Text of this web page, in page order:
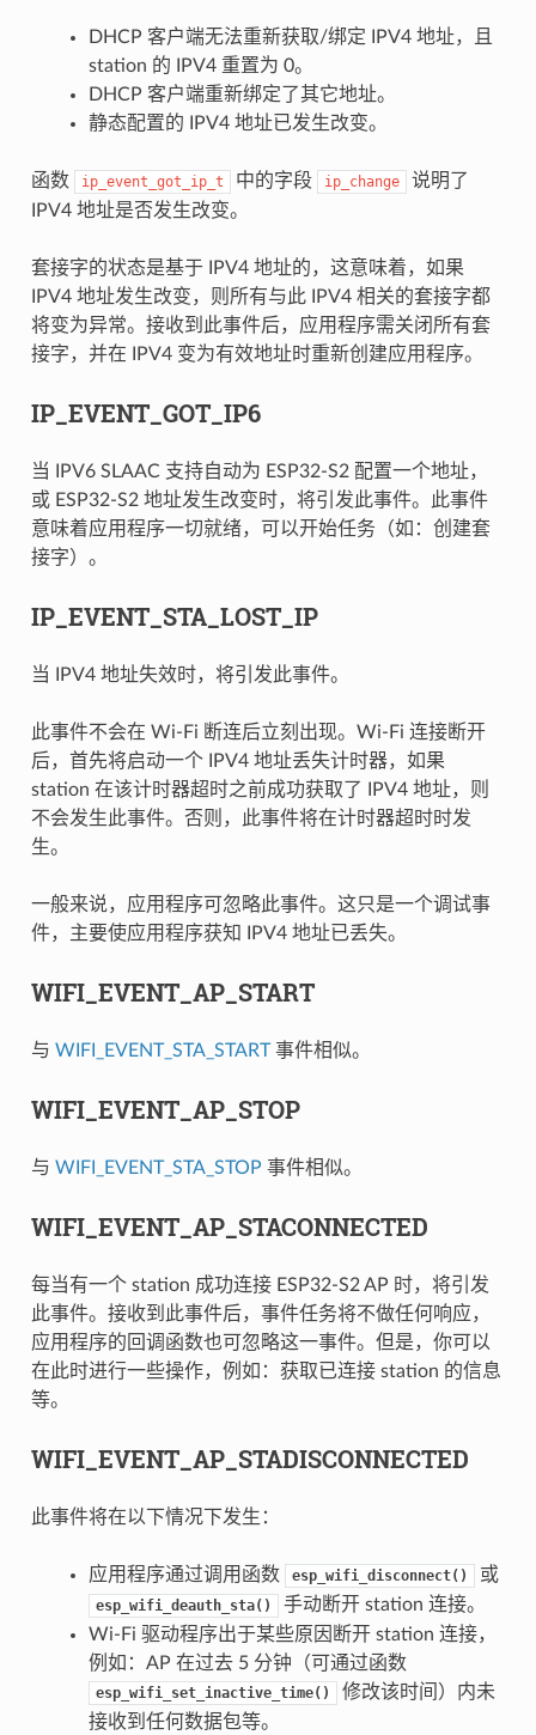
DHCP 客户端无法重新获取/绑定 IPV4 地址，且
station 的 IPV4 重置为 0。
DHCP 客户端重新绑定了其它地址。
静态配置的 IPV4 地址已发生改变。
函数 ip_event_got_ip_t 中的字段 ip_change
说明了
IPV4 地址是否发生改变。
套接字的状态是基于 IPV4 地址的，这意味着，如果
IPV4 地址发生改变，则所有与此 IPV4 相关的套接字都
将变为异常。接收到此事件后，应用程序需关闭所有套
接字，并在 IPV4 变为有效地址时重新创建应用程序。
IP_EVENT_GOT_IP6
当 IPV6 SLAAC 支持自动为 ESP32-S2 配置一个地址，
或 ESP32-S2 地址发生改变时，将引发此事件。此事件
意味着应用程序一切就绪，可以开始任务（如：创建套
接字）。
IP_EVENT_STA_LOST_IP
当 IPV4 地址失效时，将引发此事件。
此事件不会在 Wi-Fi 断连后立刻出现。Wi-Fi 连接断开
后，首先将启动一个 IPV4 地址丢失计时器，如果
station 在该计时器超时之前成功获取了 IPV4 地址，则
不会发生此事件。否则，此事件将在计时器超时时发
生。
一般来说，应用程序可忽略此事件。这只是一个调试事
件，主要使应用程序获知 IPV4 地址已丢失。
WIFI_EVENT_AP_START
与 WIFI_EVENT_STA_START事件相似。
WIFI_EVENT_AP_STOP
与 WIFI_EVENT_STA_STOP 事件相似。
WIFI_EVENT_AP_STACONNECTED
每当有一个 station 成功连接 ESP32-S2 AP 时，将引发
此事件。接收到此事件后，事件任务将不做任何响应，
应用程序的回调函数也可忽略这一事件。但是，你可以
在此时进行一些操作，例如：获取已连接 station 的信息
等。
WIFI_EVENT_AP_STADISCONNECTED
此事件将在以下情况下发生：
应用程序通过调用函数 esp_wifi_disconnect() 或
esp_wifi_deauth_sta()
手动断开 station 连接。
Wi-Fi 驱动程序出于某些原因断开 station 连接，
例如：AP 在过去 5 分钟（可通过函数
esp_wifi_set_inactive_time()
修改该时间）内未
接收到任何数据包等。